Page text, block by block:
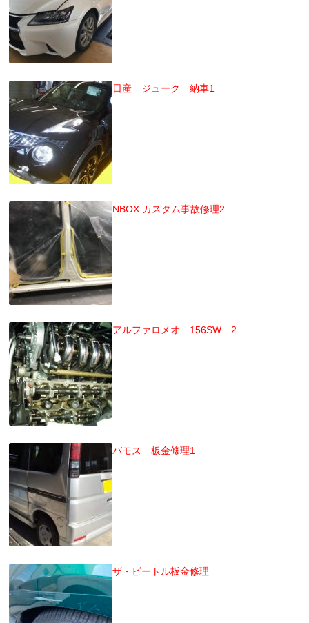
日産 ジューク 納車1
NBOX カスタム事故修理2
アルファロメオ 156SW 2
バモス 板金修理1
ザ・ビートル板金修理